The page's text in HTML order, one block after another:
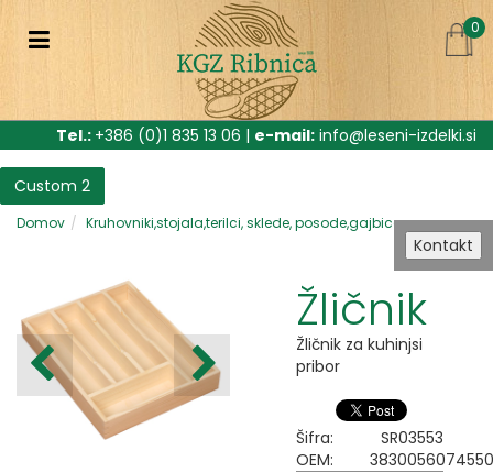
Kontakt
0
Tel.: +386 (0)1 835 13 06 | e-mail: info@leseni-izdelki.si
Custom 2
Domov Kruhovniki,stojala,terilci, sklede, posode,gajbice
Žličnik
Žličnik za kuhinjsi
pribor
Šifra:
SR03553
OEM:
3830056074550